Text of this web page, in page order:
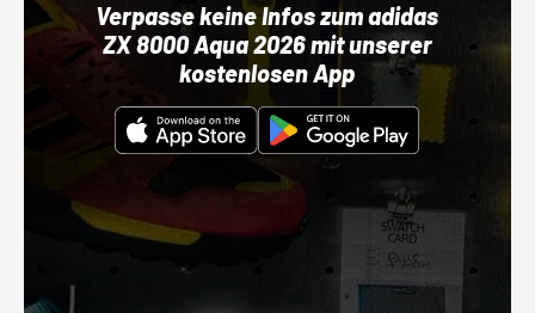
Verpasse keine Infos zum adidas
ZX 8000 Aqua 2026 mit unserer
kostenlosen App